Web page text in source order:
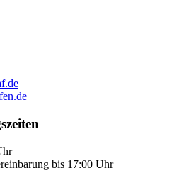
bis 17:00 Uhr